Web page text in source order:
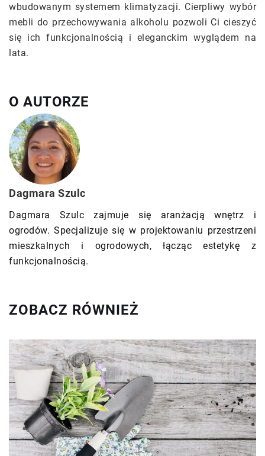
wbudowanym systemem klimatyzacji. Cierpliwy wybór
mebli do przechowywania alkoholu pozwoli Ci cieszyć
się ich funkcjonalnością i eleganckim wyglądem na
lata.
O AUTORZE
Dagmara Szulc
Dagmara Szulc zajmuje się aranżacją wnętrz i
ogrodów. Specjalizuje się w projektowaniu przestrzeni
mieszkalnych i ogrodowych, łącząc estetykę z
funkcjonalnością.
ZOBACZ RÓWNIEŻ